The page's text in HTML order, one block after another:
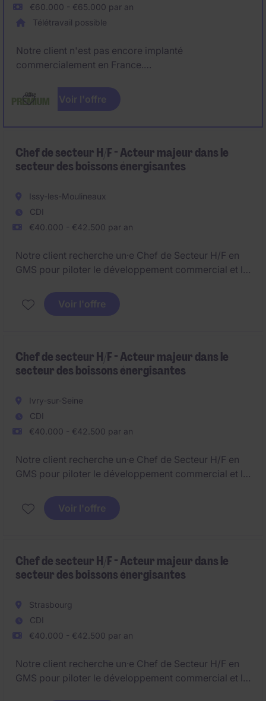
€60.000 - €65.000 par an
Télétravail possible
Notre client n'est pas encore implanté
commercialement en France.
Dans ce cadre, nous recrutons un premier
Technico‑Commercial France, chargé de développer
les entreprises du secteur agroalimentaire.
Voir l'offre
Chef de secteur H/F - Acteur majeur dans le
secteur des boissons énergisantes
Issy-les-Moulineaux
CDI
€40.000 - €42.500 par an
Notre client recherche un·e Chef de Secteur H/F en
GMS pour piloter le développement commercial et la
Dans le secteur des boissons énergisantes, cette
présence en point de vente, poste basé dans le sud
de Paris aux alentours de Issy-les-Moulineaux.
Voir l'offre
Chef de secteur H/F - Acteur majeur dans le
secteur des boissons énergisantes
Ivry-sur-Seine
CDI
€40.000 - €42.500 par an
Notre client recherche un·e Chef de Secteur H/F en
GMS pour piloter le développement commercial et la
Dans le secteur des boissons énergisantes, cette
présence en point de vente, poste basé dans le sud
de Paris aux alentours de Ivry-sur-seine.
Voir l'offre
Chef de secteur H/F - Acteur majeur dans le
secteur des boissons énergisantes
Strasbourg
CDI
€40.000 - €42.500 par an
Notre client recherche un·e Chef de Secteur H/F en
GMS pour piloter le développement commercial et la